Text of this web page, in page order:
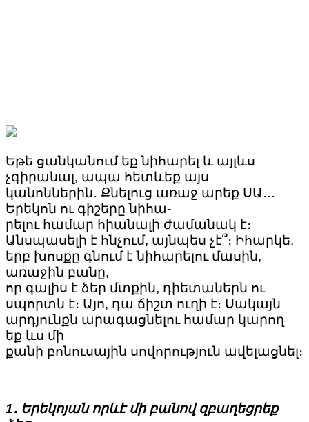
Եթե ցանկանում եք նիհարել և այլևս
չգիրանալ, ապա հետևեք այս
կանոններին․ Քնելուց առաջ արեք ՍԱ․․․
Երեկոն ու գիշերը նիհա-
րելու համար հիանալի ժամանակ է։
Անսպասելի է հնչում, այնպես չէ՞։ Իհարկե,
երբ խոսքը գնում է նիհարելու մասին,
առաջին բանը,
որ գալիս է ձեր մտքին, դիետաներն ու
սպորտն է։ Այո, դա ճիշտ ուղի է։ Սակայն
արդյունքն արագացնելու համար կարող
եք ևս մի
քանի բոնուսային սովորություն ավելացնել։
1․ Երեկոյան որևէ մի բանով զբաղեցրեք